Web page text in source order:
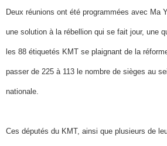
Deux réunions ont été programmées avec Ma
une solution à la rébellion qui se fait jour, une
les 88 étiquetés KMT se plaignant de la
passer de 225 à 113 le nombre de sièges au
nationale.
Ces députés du KMT, ainsi que plusieurs de